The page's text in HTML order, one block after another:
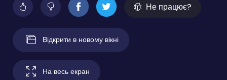
Не працює?
Відкрити в новому вікні
На весь екран